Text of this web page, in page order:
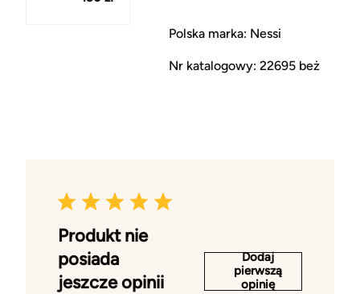
Polska marka: Nessi
Nr katalogowy: 22695 beż
Produkt nie
posiada
jeszcze opinii
Dodaj
pierwszą
opinię